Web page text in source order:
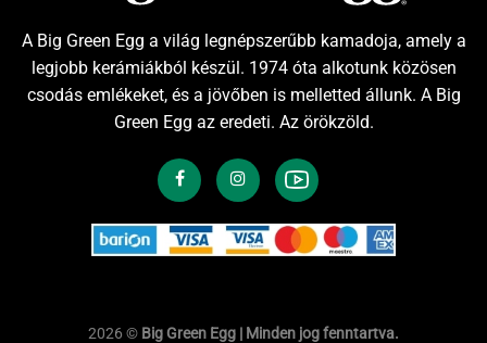
A Big Green Egg a világ legnépszerűbb kamadoja, amely a
legjobb kerámiákból készül. 1974 óta alkotunk közösen
csodás emlékeket, és a jövőben is melletted állunk. A Big
Green Egg az eredeti. Az örökzöld.
2026 © Big Green Egg | Minden jog fenntartva.